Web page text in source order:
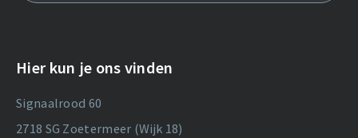
Hier kun je ons vinden
Signaalrood 60
2718 SG Zoetermeer (Wijk 18)